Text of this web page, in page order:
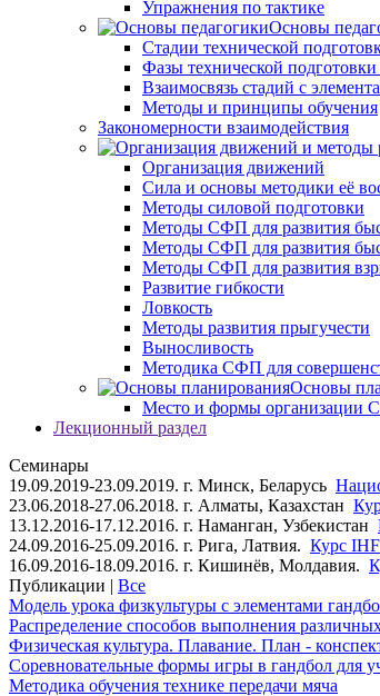
Упражнения по тактике
Основы
Стадии технической
Фазы технической подготовки
Взаимосвязь стадий с
Методы и принципы обучения
Закономерности взаимодействия
Организация движений
Сила и основы методики её
Методы силовой подготовки
Методы СФП для развития
Методы СФП для развития
Методы СФП для развития
Развитие гибкости
Ловкость
Методы развития прыгучести
Выносливость
Методика СФП для
Основы
Место и формы организации
Лекционный раздел
Семинары
19.09.2019-23.09.2019. г. Минск, Беларусь
23.06.2018-27.06.2018. г. Алматы, Казахстан
13.12.2016-17.12.2016. г. Наманган, Узбекистан
24.09.2016-25.09.2016. г. Рига, Латвия. Курс IHF
16.09.2016-18.09.2016. г. Кишинёв, Молдавия.
Публикации | Все
Модель урока физкультуры с элементами
Распределение способов выполнения
Физическая культура. Плавание. План -
Соревновательные формы игры в гандбол для
Методика обучения технике передачи мяча